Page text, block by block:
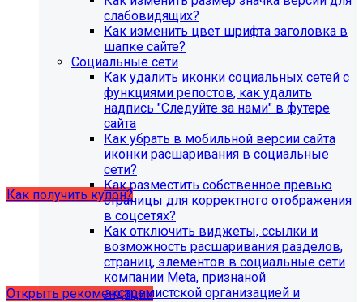
В связи с новыми требованиями Приказа 1493
Рособнадзора нами были внесены изменения в
поставку готовых решений для образовательных
Теперь в сборку готовых решений для образовательных
организаций входит модуль SIMAI-SF4: Сведения об
образовательной организации (simai.sveden). Для
корректной работы модуля необходимо активировать
Как получить купон?
Что делать, если на хостинге не
хватает места?
Открыть рекомендации
слабовидящих?
Как изменить цвет шрифта заголовка в
шапке сайте?
Социальные сети
Как удалить иконки социальных сетей с
функциями репостов, как удалить
надпись "Следуйте за нами" в футере
сайта
Как убрать в мобильной версии сайта
иконки расшаривания в социальные
сети?
Как разместить собственное превью
страницы для корректного отображения
в соцсетях?
Как отключить виджеты, ссылки и
возможность расшаривания разделов,
страниц, элементов в социальные сети
компании Meta, признаной
экстремистской организацией и